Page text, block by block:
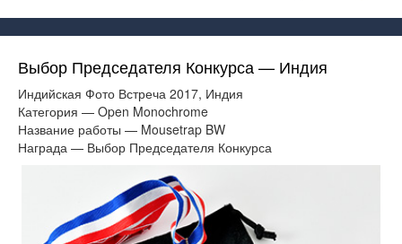
Выбор Председателя Конкурса — Индия
Индийская Фото Встреча 2017, Индия
Категория — Open Monochrome
Название работы — Mousetrap BW
Награда — Выбор Председателя Конкурса